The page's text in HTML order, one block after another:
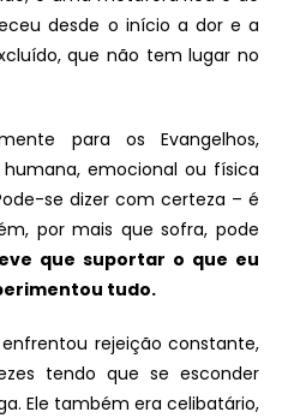
desde o início a dor e a
que não tem lugar no
para os Evangelhos,
emocional ou física
se dizer com certeza – é
por mais que sofra, pode
que suportar o que eu
tudo.
rejeição constante,
tendo que se esconder
Ele também era celibatário,